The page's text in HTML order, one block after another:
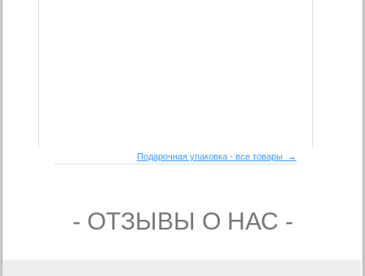
Подарочная упаковка - все товары →
- ОТЗЫВЫ О НАС -